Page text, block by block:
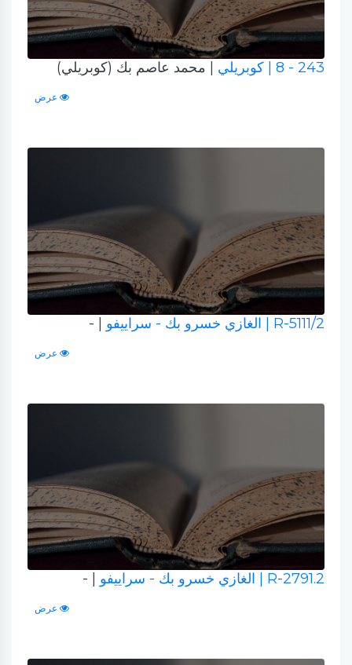
243 - 8 | كوبريلي | محمد عاصم بك (كوبريلي)
عرض
R-5111/2 | الغازي خسرو بك - سراييفو | -
عرض
R-2791.2 | الغازي خسرو بك - سراييفو | -
عرض